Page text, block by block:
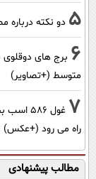
5 دو نکته درباره
6 برج های
متوسط (+تصاویر)
7
راه می رود (+عکس)
مطالب پیشنهادی